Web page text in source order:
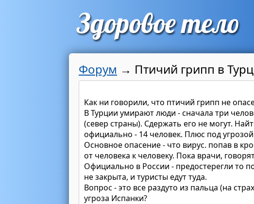
Форум → Птичий грипп в
Как ни говорили, что птичий грипп не
В Турции умирают люди - сначала три
(север страны). Сдержать его не могут.
официально - 14 человек. Плюс под
Основное опасение - что вирус. попав в
от человека к человеку. Пока врачи,
Официально в России - предостерегли то
не закрыта, и туристы едут туда.
Вопрос - это все раздуто из пальца (на
угроза Испанки?